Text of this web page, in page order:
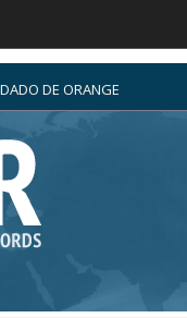
DE ORANGE